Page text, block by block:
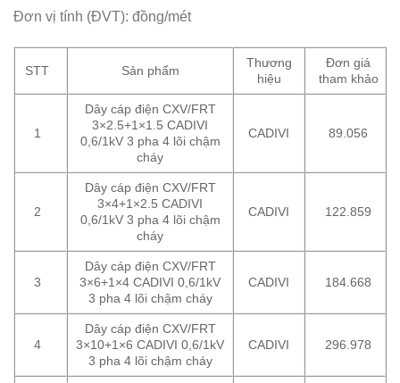
Đơn vị tính (ĐVT): đồng/mét
STT Sản phẩm
Thương
hiệu
Đơn giá
tham khảo
1
Dây cáp điện CXV/FRT
3×2.5+1×1.5 CADIVI
0,6/1kV 3 pha 4 lõi chậm
cháy
CADIVI 89.056
2
Dây cáp điện CXV/FRT
3×4+1×2.5 CADIVI
0,6/1kV 3 pha 4 lõi chậm
cháy
CADIVI 122.859
3
Dây cáp điện CXV/FRT
3×6+1×4 CADIVI 0,6/1kV
3 pha 4 lõi chậm cháy
CADIVI 184.668
4
Dây cáp điện CXV/FRT
3×10+1×6 CADIVI 0,6/1kV
3 pha 4 lõi chậm cháy
CADIVI 296.978